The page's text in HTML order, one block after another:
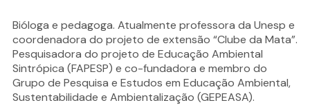
Bióloga e pedagoga. Atualmente professora da Unesp e
coordenadora do projeto de extensão “Clube da Mata”.
Pesquisadora do projeto de Educação Ambiental
Sintrópica (FAPESP) e co-fundadora e membro do
Grupo de Pesquisa e Estudos em Educação Ambiental,
Sustentabilidade e Ambientalização (GEPEASA).